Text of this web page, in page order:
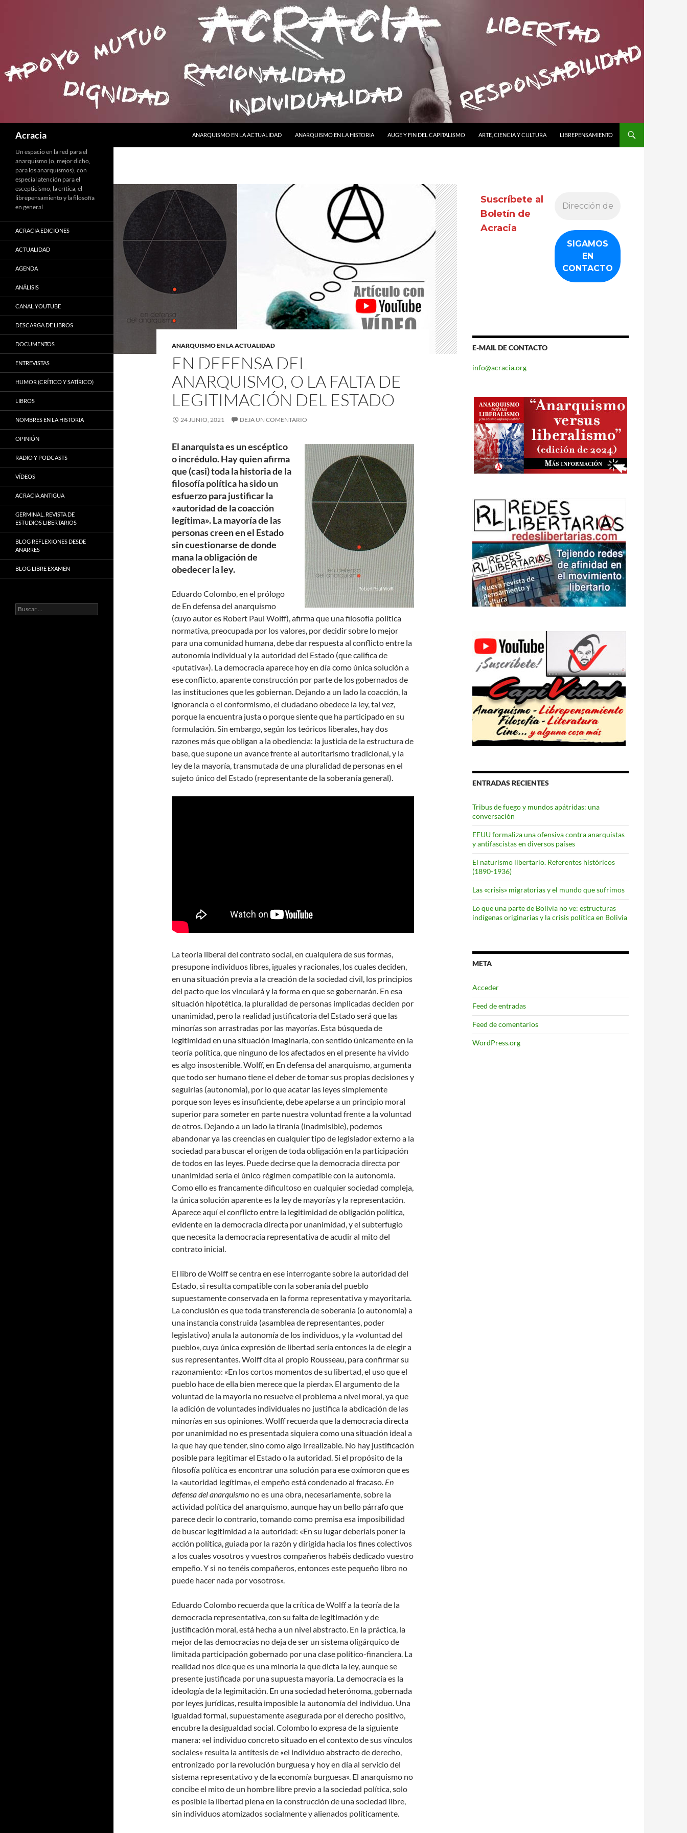
Acracia
ANARQUISMO EN LA ACTUALIDAD
ANARQUISMO EN LA HISTORIA AUGE Y FIN DEL CAPITALISMO ARTE, CIENCIA Y CULTURA LIBREPENSAMIENTO
ANARQUISMO EN LA ACTUALIDAD
EN DEFENSA DEL
ANARQUISMO, O LA FALTA DE
LEGITIMACIÓN DEL ESTADO
24 JUNIO, 2021 DEJA UN COMENTARIO
El anarquista es un escéptico
o incrédulo. Hay quien afirma
que (casi) toda la historia de la
filosofía política ha sido un
esfuerzo para justificar la
«autoridad de la coacción
legítima». La mayoría de las
personas creen en el Estado
sin cuestionarse de donde
mana la obligación de
obedecer la ley.
Eduardo Colombo, en el prólogo
de En defensa del anarquismo
(cuyo autor es Robert Paul Wolff), afirma que una filosofía política
normativa, preocupada por los valores, por decidir sobre lo mejor
para una comunidad humana, debe dar respuesta al conflicto entre la
autonomía individual y la autoridad del Estado (que califica de
«putativa»). La democracia aparece hoy en día como única solución a
ese conflicto, aparente construcción por parte de los gobernados de
las instituciones que les gobiernan. Dejando a un lado la coacción, la
ignorancia o el conformismo, el ciudadano obedece la ley, tal vez,
porque la encuentra justa o porque siente que ha participado en su
formulación. Sin embargo, según los teóricos liberales, hay dos
razones más que obligan a la obediencia: la justicia de la estructura de
base, que supone un avance frente al autoritarismo tradicional, y la
ley de la mayoría, transmutada de una pluralidad de personas en el
sujeto único del Estado (representante de la soberanía general).
La teoría liberal del contrato social, en cualquiera de sus formas,
presupone individuos libres, iguales y racionales, los cuales deciden,
en una situación previa a la creación de la sociedad civil, los principios
del pacto que los vinculará y la forma en que se gobernarán. En esa
situación hipotética, la pluralidad de personas implicadas deciden por
unanimidad, pero la realidad justificatoria del Estado será que las
minorías son arrastradas por las mayorías. Esta búsqueda de
legitimidad en una situación imaginaria, con sentido únicamente en la
teoría política, que ninguno de los afectados en el presente ha vivido
es algo insostenible. Wolff, en En defensa del anarquismo, argumenta
que todo ser humano tiene el deber de tomar sus propias decisiones y
seguirlas (autonomía), por lo que acatar las leyes simplemente
porque son leyes es insuficiente, debe apelarse a un principio moral
superior para someter en parte nuestra voluntad frente a la voluntad
de otros. Dejando a un lado la tiranía (inadmisible), podemos
abandonar ya las creencias en cualquier tipo de legislador externo a la
sociedad para buscar el origen de toda obligación en la participación
de todos en las leyes. Puede decirse que la democracia directa por
unanimidad sería el único régimen compatible con la autonomía.
Como ello es francamente dificultoso en cualquier sociedad compleja,
la única solución aparente es la ley de mayorías y la representación.
Aparece aquí el conflicto entre la legitimidad de obligación política,
evidente en la democracia directa por unanimidad, y el subterfugio
que necesita la democracia representativa de acudir al mito del
contrato inicial.
El libro de Wolff se centra en ese interrogante sobre la autoridad del
Estado, si resulta compatible con la soberanía del pueblo
supuestamente conservada en la forma representativa y mayoritaria.
La conclusión es que toda transferencia de soberanía (o autonomía) a
una instancia construida (asamblea de representantes, poder
legislativo) anula la autonomía de los individuos, y la «voluntad del
pueblo», cuya única expresión de libertad sería entonces la de elegir a
sus representantes. Wolff cita al propio Rousseau, para confirmar su
razonamiento: «En los cortos momentos de su libertad, el uso que el
pueblo hace de ella bien merece que la pierda». El argumento de la
voluntad de la mayoría no resuelve el problema a nivel moral, ya que
la adición de voluntades individuales no justifica la abdicación de las
minorías en sus opiniones. Wolff recuerda que la democracia directa
por unanimidad no es presentada siquiera como una situación ideal a
la que hay que tender, sino como algo irrealizable. No hay justificación
posible para legitimar el Estado o la autoridad. Si el propósito de la
filosofía política es encontrar una solución para ese oxímoron que es
la «autoridad legítima», el empeño está condenado al fracaso. En
defensa del anarquismo no es una obra, necesariamente, sobre la
actividad política del anarquismo, aunque hay un bello párrafo que
parece decir lo contrario, tomando como premisa esa imposibilidad
de buscar legitimidad a la autoridad: «En su lugar deberíais poner la
acción política, guiada por la razón y dirigida hacia los fines colectivos
a los cuales vosotros y vuestros compañeros habéis dedicado vuestro
empeño. Y si no tenéis compañeros, entonces este pequeño libro no
puede hacer nada por vosotros».
Eduardo Colombo recuerda que la crítica de Wolff a la teoría de la
democracia representativa, con su falta de legitimación y de
justificación moral, está hecha a un nivel abstracto. En la práctica, la
mejor de las democracias no deja de ser un sistema oligárquico de
limitada participación gobernado por una clase político-financiera. La
realidad nos dice que es una minoría la que dicta la ley, aunque se
presente justificada por una supuesta mayoría. La democracia es la
ideología de la legimitación. En una sociedad heterónoma, gobernada
por leyes jurídicas, resulta imposible la autonomía del individuo. Una
igualdad formal, supuestamente asegurada por el derecho positivo,
encubre la desigualdad social. Colombo lo expresa de la siguiente
manera: «el individuo concreto situado en el contexto de sus vínculos
sociales» resulta la antítesis de «el individuo abstracto de derecho,
entronizado por la revolución burguesa y hoy en día al servicio del
sistema representativo y de la economía burguesa». El anarquismo no
concibe el mito de un hombre libre previo a la sociedad política, solo
es posible la libertad plena en la construcción de una sociedad libre,
sin individuos atomizados socialmente y alienados políticamente.
Suscríbete al
Boletín de
Acracia
E-MAIL DE CONTACTO
info@acracia.org
ENTRADAS RECIENTES
Tribus de fuego y mundos apátridas: una
conversación
EEUU formaliza una ofensiva contra anarquistas
y antifascistas en diversos países
El naturismo libertario. Referentes históricos
(1890-1936)
Las «crisis» migratorias y el mundo que sufrimos
Lo que una parte de Bolivia no ve: estructuras
indígenas originarias y la crisis política en Bolivia
META
Acceder
Feed de entradas
Feed de comentarios
WordPress.org
Un espacio en la red para el
anarquismo (o, mejor dicho,
para los anarquismos), con
especial atención para el
escepticismo, la crítica, el
librepensamiento y la filosofía
en general
ACRACIA EDICIONES
ACTUALIDAD
AGENDA
ANÁLISIS
CANAL YOUTUBE
DESCARGA DE LIBROS
DOCUMENTOS
ENTREVISTAS
HUMOR (CRÍTICO Y SATÍRICO)
LIBROS
NOMBRES EN LA HISTORIA
OPINIÓN
RADIO Y PODCASTS
VÍDEOS
ACRACIA ANTIGUA
GERMINAL. REVISTA DE
ESTUDIOS LIBERTARIOS
BLOG REFLEXIONES DESDE
ANARRES
BLOG LIBRE EXAMEN
Buscar: